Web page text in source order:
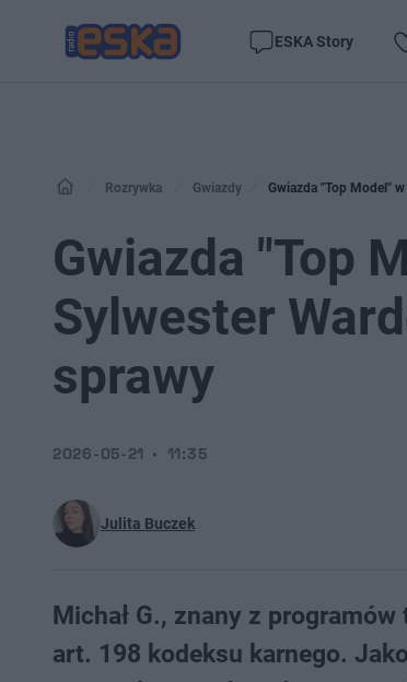
ESKA Story
Rozrywka Gwiazdy Gwiazda "Top Model"
Gwiazda "Top
Sylwester
sprawy
Julita Buczek
2026-05-21 11:35
Michał G., znany z
art. 198 kodeksu karnego.